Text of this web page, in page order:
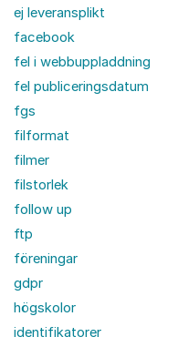
ej leveransplikt
facebook
fel i webbuppladdning
fel publiceringsdatum
fgs
filformat
filmer
filstorlek
follow up
ftp
föreningar
gdpr
högskolor
identifikatorer